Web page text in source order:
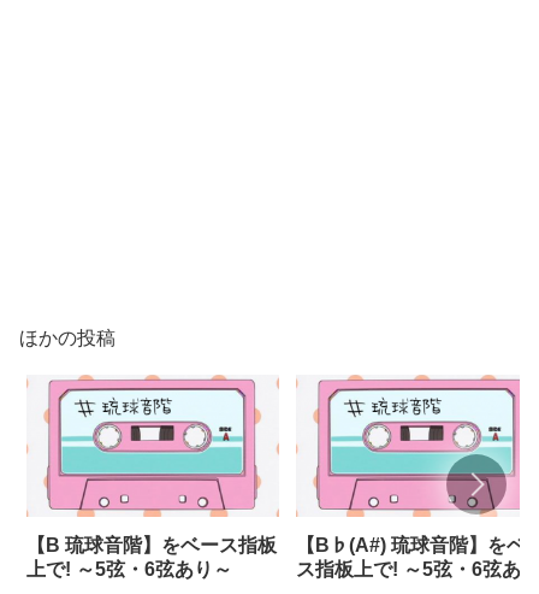
ほかの投稿
【B 琉球音階】をベース指板
上で! ～5弦・6弦あり～
【B♭(A#) 琉球音階】をベ
ス指板上で! ～5弦・6弦あり